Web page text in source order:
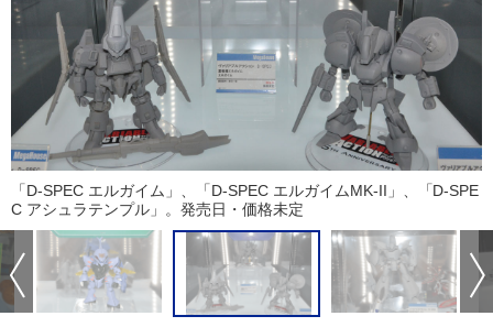
「D-SPEC エルガイム」、「D-SPEC エルガイムMK-II」、「D-SPE
C アシュラテンプル」。発売日・価格未定